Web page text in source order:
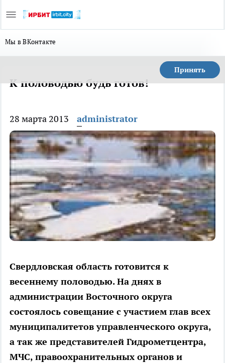
Мы в ВКонтакте
Принять
К половодью будь готов!
28 марта 2013 administrator
Свердловская область готовится к
весеннему половодью. На днях в
администрации Восточного округа
состоялось совещание с участием глав всех
муниципалитетов управленческого округа,
а так же представителей Гидрометцентра,
МЧС, правоохранительных органов и